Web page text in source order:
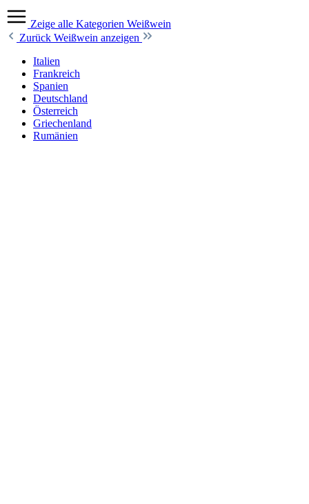
Zeige alle Kategorien Weißwein
Zurück Weißwein anzeigen
Italien
Frankreich
Spanien
Deutschland
Österreich
Griechenland
Rumänien